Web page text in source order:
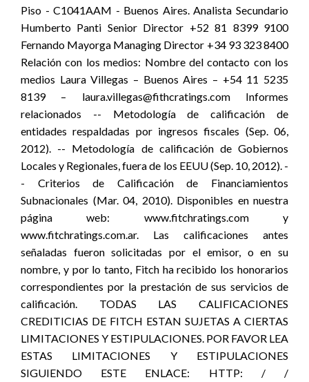
Piso - C1041AAM - Buenos Aires. Analista Secundario
Humberto Panti Senior Director +52 81 8399 9100
Fernando Mayorga Managing Director +34 93 323 8400
Relación con los medios: Nombre del contacto con los
medios Laura Villegas – Buenos Aires – +54 11 5235
8139 – laura.villegas@fithcratings.com Informes
relacionados -- Metodología de calificación de
entidades respaldadas por ingresos fiscales (Sep. 06,
2012). -- Metodología de calificación de Gobiernos
Locales y Regionales, fuera de los EEUU (Sep. 10, 2012). -
- Criterios de Calificación de Financiamientos
Subnacionales (Mar. 04, 2010). Disponibles en nuestra
página web: www.fitchratings.com y
www.fitchratings.com.ar. Las calificaciones antes
señaladas fueron solicitadas por el emisor, o en su
nombre, y por lo tanto, Fitch ha recibido los honorarios
correspondientes por la prestación de sus servicios de
calificación. TODAS LAS CALIFICACIONES
CREDITICIAS DE FITCH ESTAN SUJETAS A CIERTAS
LIMITACIONES Y ESTIPULACIONES. POR FAVOR LEA
ESTAS LIMITACIONES Y ESTIPULACIONES
SIGUIENDO ESTE ENLACE: HTTP: / /